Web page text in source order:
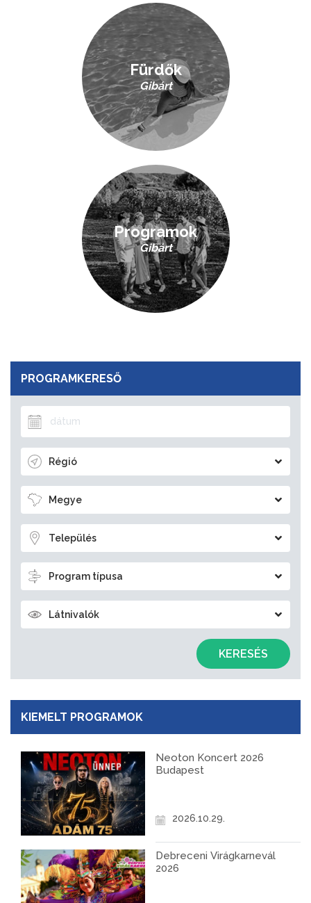
PROGRAMKERESŐ
Régió
Megye
Település
Program típusa
Látnivalók
KERESÉS
KIEMELT PROGRAMOK
Neoton Koncert 2026
Budapest
2026.10.29.
Debreceni Virágkarnevál
2026
Fürdők
Gibárt
Programok
Gibárt